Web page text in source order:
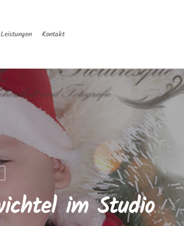
Leistungen Kontakt
im Studio